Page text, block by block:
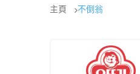
主頁 不倒翁